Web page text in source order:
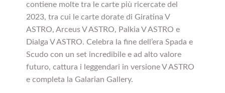
contiene molte tra le carte più ricercate del
2023, tra cui le carte dorate di Giratina V
ASTRO, Arceus V ASTRO, Palkia V ASTRO e
Dialga V ASTRO. Celebra la fine dell’era Spada e
Scudo con un set incredibile e ad alto valore
futuro, cattura i leggendari in versione V ASTRO
e completa la Galarian Gallery.